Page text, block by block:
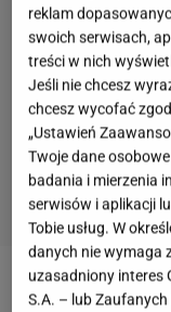
Aneta
reklam
swoich serwisach,
treści w nich
Jeśli nie chcesz
chcesz wycofać
„Ustawień
Twoje dane
badania i mierzenia
serwisów i aplikacji
Tobie usług. W
danych nie wymaga
uzasadniony interes
S.A. – lub